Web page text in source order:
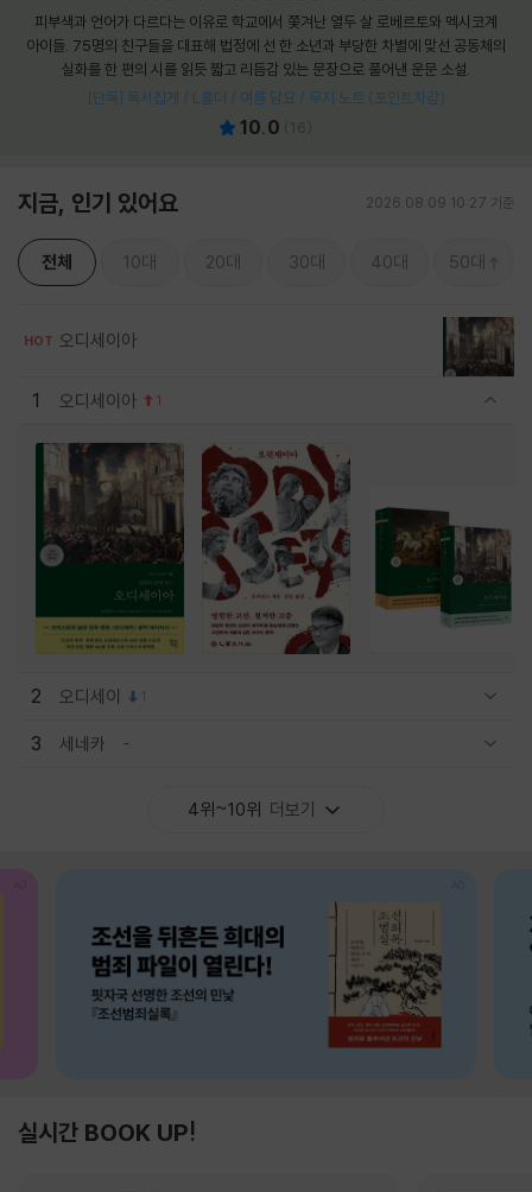
피부색과 언어가 다르다는 이유로 학교에서 쫓겨난 열두 살 로베르토와 멕시코계
아이들. 75명의 친구들을 대표해 법정에 선 한 소년과 부당한 차별에 맞선 공동체의
실화를 한 편의 시를 읽듯 짧고 리듬감 있는 문장으로 풀어낸 운문 소설.
[단독] 독서집게 / L홀더 / 여름 담요 / 무지 노트 (포인트차감)
10.0
지금, 인기 있어요 2026.08.09 10:27 기준
전체 10대 20대 30대 40대 50대
HOT 오디세이아
1 오디세이아 1
2 오디세이 1
3 세네카
4위~10위 더보기
실시간 BOOK UP!